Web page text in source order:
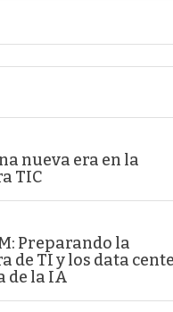
nueva era en la
TIC
Preparando la
de TI y los data
de la IA